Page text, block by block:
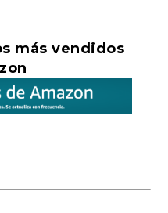
más vendidos